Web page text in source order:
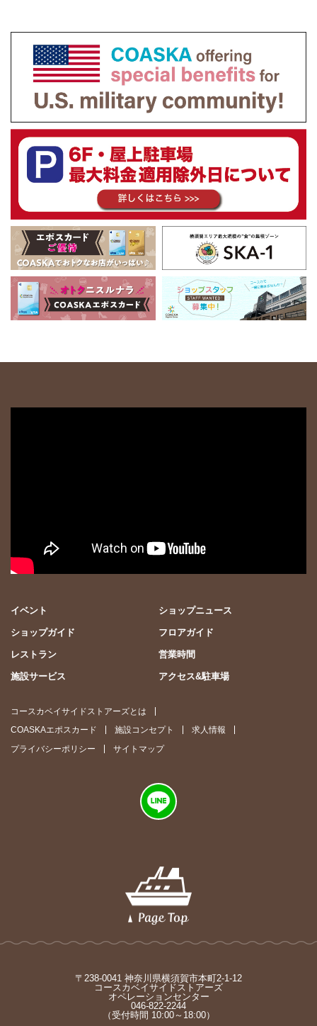
イベント ショップニュース
ショップガイド フロアガイド
レストラン 営業時間
施設サービス アクセス&駐車場
コースカベイサイドストアーズとは
COASKAエポスカード
施設コンセプト
求人情報
プライバシーポリシー
サイトマップ
〒238-0041 神奈川県横須賀市本町2-1-12
コースカベイサイドストアーズ
オペレーションセンター
046-822-2244
（受付時間 10:00～18:00）